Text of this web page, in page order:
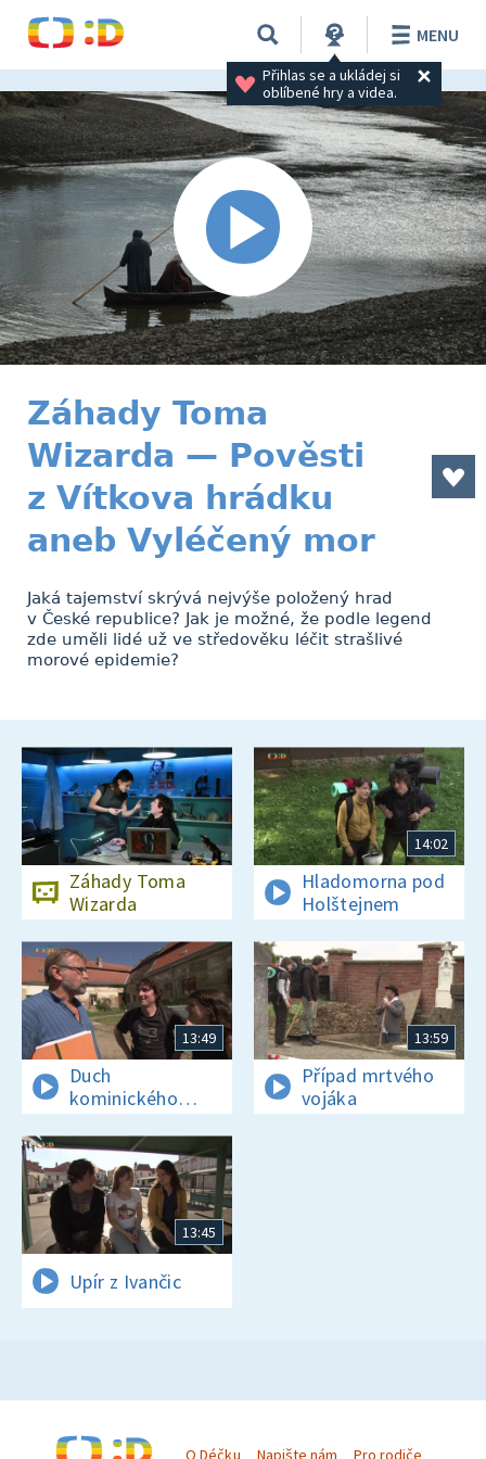
Přihlas se a ukládej si
oblíbené hry a videa.
MENU
Záhady Toma
Wizarda — Pověsti
z Vítkova hrádku
aneb Vyléčený mor
Jaká tajemství skrývá nejvýše položený hrad
v České republice? Jak je možné, že podle legend
zde uměli lidé už ve středověku léčit strašlivé
morové epidemie?
Záhady Toma
Wizarda
14:02
Hladomorna pod
Holštejnem
13:49
Duch
kominického
učně
13:59
Případ mrtvého
vojáka
13:45
Upír z Ivančic
O Déčku Napište nám Pro rodiče